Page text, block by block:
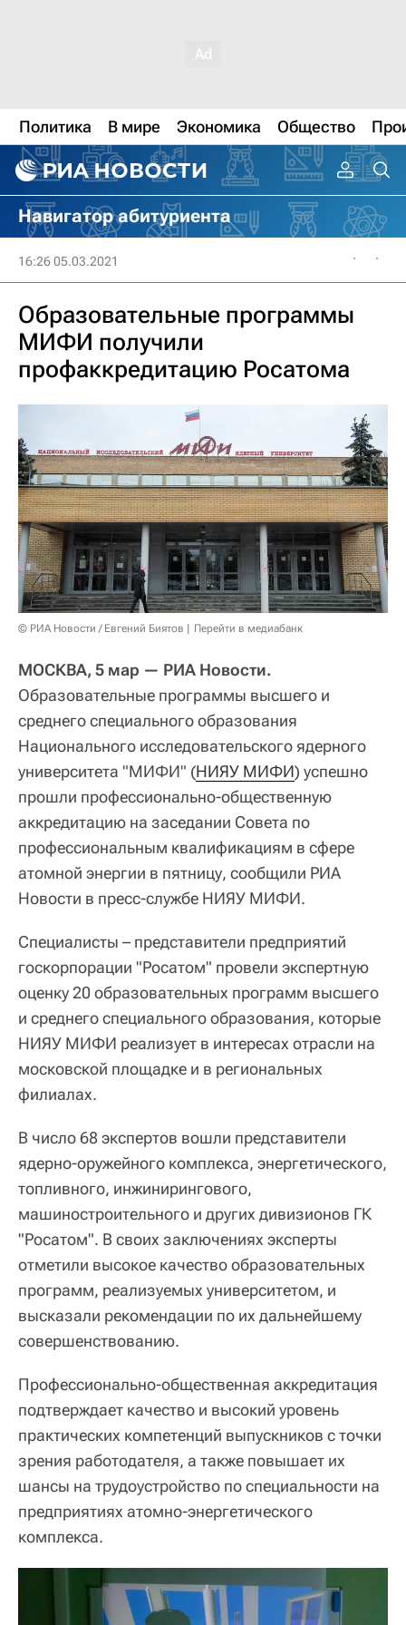
Политика В мире Экономика Общество
Навигатор абитуриента
16:26 05.03.2021
Образовательные программы
МИФИ получили
профаккредитацию Росатома
© РИА Новости / Евгений Биятов Перейти в медиабанк
МОСКВА, 5 мар — РИА Новости.
Образовательные программы высшего и
среднего специального образования
Национального исследовательского ядерного
университета "МИФИ" (НИЯУ МИФИ) успешно
прошли профессионально-общественную
аккредитацию на заседании Совета по
профессиональным квалификациям в сфере
атомной энергии в пятницу, сообщили РИА
Новости в пресс-службе НИЯУ МИФИ.
Специалисты – представители предприятий
госкорпорации "Росатом" провели экспертную
оценку 20 образовательных программ высшего
и среднего специального образования, которые
НИЯУ МИФИ реализует в интересах отрасли на
московской площадке и в региональных
филиалах.
В число 68 экспертов вошли представители
ядерно-оружейного комплекса, энергетического,
топливного, инжинирингового,
машиностроительного и других дивизионов ГК
"Росатом". В своих заключениях эксперты
отметили высокое качество образовательных
программ, реализуемых университетом, и
высказали рекомендации по их дальнейшему
совершенствованию.
Профессионально-общественная аккредитация
подтверждает качество и высокий уровень
практических компетенций выпускников с точки
зрения работодателя, а также повышает их
шансы на трудоустройство по специальности на
предприятиях атомно-энергетического
комплекса.